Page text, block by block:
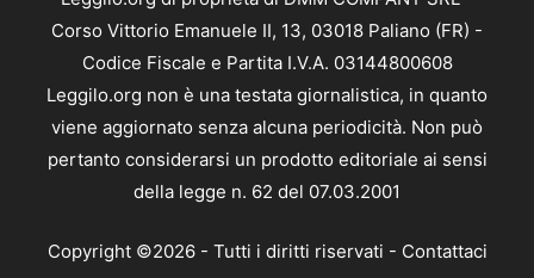
Corso Vittorio Emanuele II, 13, 03018 Paliano (FR) -
Codice Fiscale e Partita I.V.A. 03144800608
Leggilo.org non è una testata giornalistica, in quanto
viene aggiornato senza alcuna periodicità. Non può
pertanto considerarsi un prodotto editoriale ai sensi
della legge n. 62 del 07.03.2001
Copyright ©2026 - Tutti i diritti riservati - Contattaci